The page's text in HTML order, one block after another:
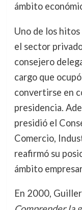
ámbito
Uno de los hitos
el sector
consejero
cargo que
convertirse en
presidencia.
presidió el
Comercio,
reafirmó su
ámbito
En 2000,